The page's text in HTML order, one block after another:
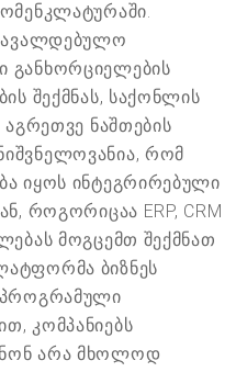
განხორციელების
შექმნას, საქონლის
აგრეთვე ნაშთების
რომ
იყოს ინტეგრირებული
როგორიცაა ERP, CRM
მოგცემთ შექმნათ
ბიზნეს
პროგრამული
კომპანიებს
არა მხოლოდ